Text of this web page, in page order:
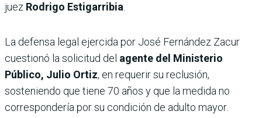
juez Rodrigo Estigarribia
La defensa legal ejercida por José Fernández Zacur
cuestionó la solicitud del agente del Ministerio
Público, Julio Ortiz, en requerir su reclusión,
sosteniendo que tiene 70 años y que la medida no
correspondería por su condición de adulto mayor.